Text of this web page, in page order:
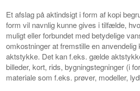
Et afslag på aktindsigt i form af kopi
form vil navnlig kunne gives i tilfælde,
muligt eller forbundet med betydelige
omkostninger at fremstille en
aktstykke. Det kan f.eks. gælde
billeder, kort, rids, bygningstegninger (i
materiale som f.eks. prøver, modeller,